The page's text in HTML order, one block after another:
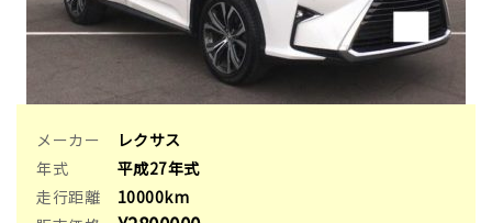
メーカー
レクサス
年式
平成27年式
走行距離
10000km